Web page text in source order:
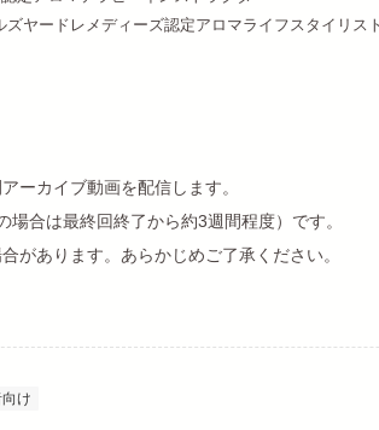
ズヤードレメディーズ認定アロマライフスタイリス
ーカイブ動画を配信します。
合は最終回終了から約3週間程度）です。
があります。あらかじめご了承ください。
け